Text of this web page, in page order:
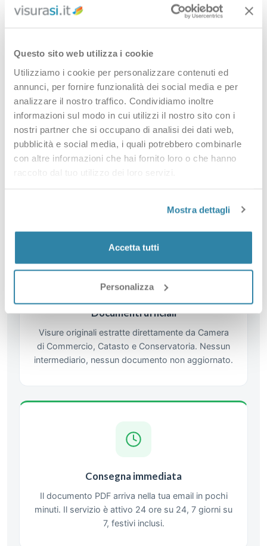
Questo sito web utilizza i cookie
Utilizziamo i cookie per personalizzare contenuti ed
annunci, per fornire funzionalità dei social media e per
analizzare il nostro traffico. Condividiamo inoltre
informazioni sul modo in cui utilizzi il nostro sito con i
nostri partner che si occupano di analisi dei dati web,
pubblicità e social media, i quali potrebbero combinarle
con altre informazioni che hai fornito loro o che hanno
raccolto dal tuo utilizzo dei loro servizi.
Mostra dettagli
Accetta tutti
Personalizza
PERCHÉ SCEGLIERCI
Perché scegliere VisuraSI
Da oltre 15 anni al servizio di professionisti,
Documenti ufficiali
Visure originali estratte direttamente da Camera
di Commercio, Catasto e Conservatoria. Nessun
intermediario, nessun documento non aggiornato.
Consegna immediata
Il documento PDF arriva nella tua email in pochi
minuti. Il servizio è attivo 24 ore su 24, 7 giorni su
7, festivi inclusi.